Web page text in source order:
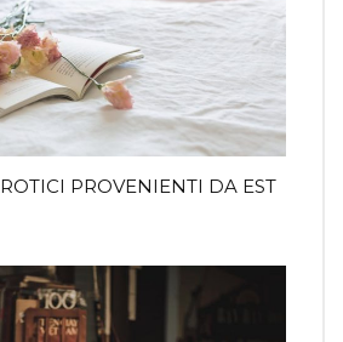
PROVENIENTI DA EST